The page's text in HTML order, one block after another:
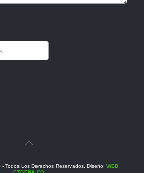
- Todos Los Derechos Reservados. Diseño: WEB